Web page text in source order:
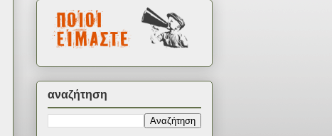
αναζήτηση